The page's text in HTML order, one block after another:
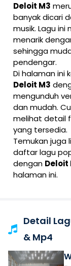
Deloit M3
banyak dicari
musik. Lagu
menarik
sehingga
pendengar.
Di halaman ini
Deloit M3
mengunduh
dan mudah.
melihat detail
yang tersedia.
Temukan juga
daftar lagu
dengan Deloit
halaman ini.
Detail
& Mp4